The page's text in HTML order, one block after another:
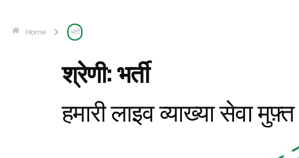
Home भर्ती
श्रेणी:भर्ती
हमारी लाइव व्याख्या सेवा